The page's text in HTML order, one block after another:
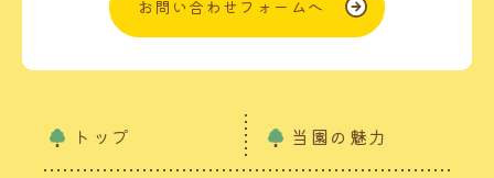
お問い合わせフォームへ
トップ 当園の魅力